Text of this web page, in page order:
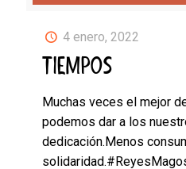
4 enero, 2022
TIEMPOS
Muchas veces el mejor
podemos dar a los
dedicación.Menos